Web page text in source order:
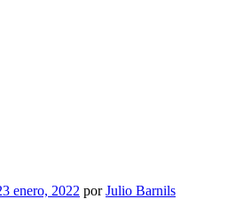
3 enero, 2022 porJulio Barnils